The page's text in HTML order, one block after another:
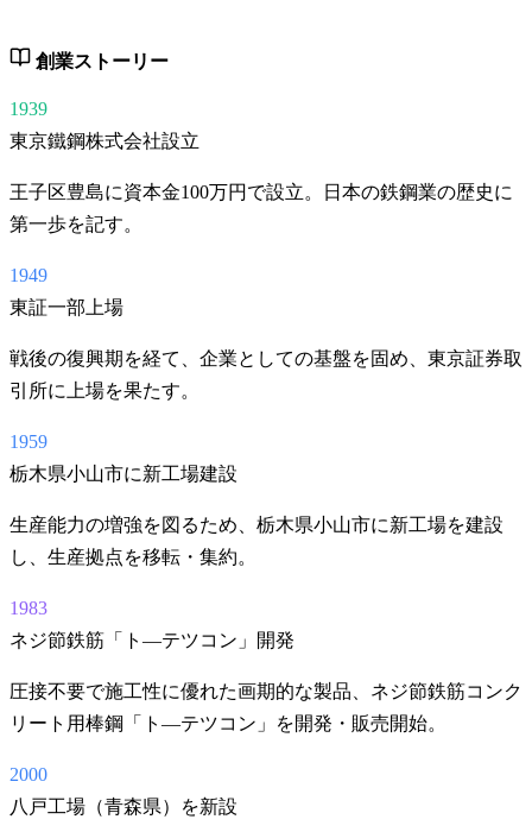
創業ストーリー
1939
東京鐵鋼株式会社設立
王子区豊島に資本金100万円で設立。日本の鉄鋼業の歴史に
第一歩を記す。
1949
東証一部上場
戦後の復興期を経て、企業としての基盤を固め、東京証券取
引所に上場を果たす。
1959
栃木県小山市に新工場建設
生産能力の増強を図るため、栃木県小山市に新工場を建設
し、生産拠点を移転・集約。
1983
ネジ節鉄筋「ト―テツコン」開発
圧接不要で施工性に優れた画期的な製品、ネジ節鉄筋コンク
リート用棒鋼「ト―テツコン」を開発・販売開始。
2000
八戸工場（青森県）を新設